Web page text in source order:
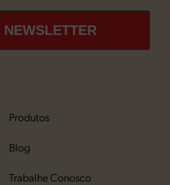
Produtos
Blog
Trabalhe Conosco